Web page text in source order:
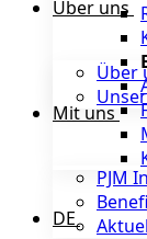
Über uns
Über
Mit uns
PJM
DE